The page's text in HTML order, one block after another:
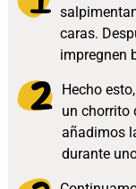
caras.
impregnen
Hecho
un chorrito
añadimos
durante